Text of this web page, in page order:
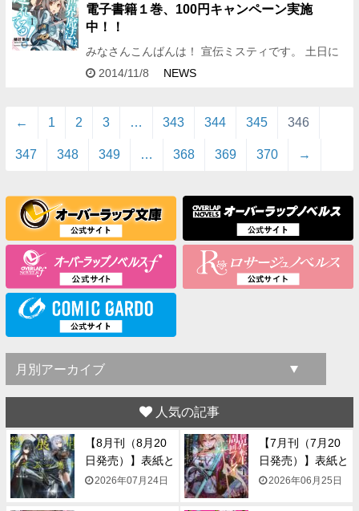
電子書籍１巻、100円キャンペーン実施
中！！
みなさんこんばんは！ 宣伝ミスティです。 土日に
なると天気が悪い日が ここ最近多いですね・・・
2014/11/8 NEWS
← 1 2 3 … 343 344 345 346
347 348 349 … 368 369 370 →
人気の記事
【8月刊（8月20
日発売）】表紙と
一...2026年07月24日
【7月刊（7月20
日発売）】表紙と
一...2026年06月25日